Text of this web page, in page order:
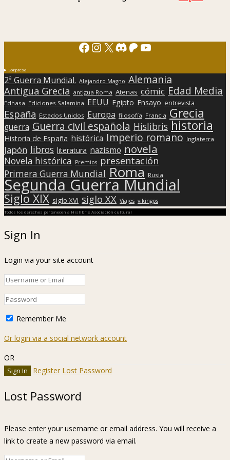
Facebook
Instagram
X Discord
Patreon
YouTube
Sorpresa
2ª Guerra Mundial. Alejandro Magno Alemania
Antigua Grecia antigua Roma Atenas cómic Edad Media
Edhasa Ediciones Salamina EEUU Egipto Ensayo entrevista
España Estados Unidos Europa filosofía Francia Grecia
guerra Guerra civil española Hislibris historia
Historia de España histórica Imperio romano Inglaterra
Japón libros literatura nazismo novela
Novela histórica Premios presentación
Primera Guerra Mundial Roma Rusia
Segunda Guerra Mundial
Siglo XIX siglo XVI siglo XX Viajes vikingos
Todos los derechos pertenecen a Hislibris Asociación cultural
Sign In
Login via your site account
Remember Me
Or login via a social network account
OR
Register Lost Password
Lost Password
Please enter your username or email address. You will receive a
link to create a new password via email.